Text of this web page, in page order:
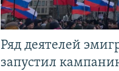
Ряд деятелей
запустил